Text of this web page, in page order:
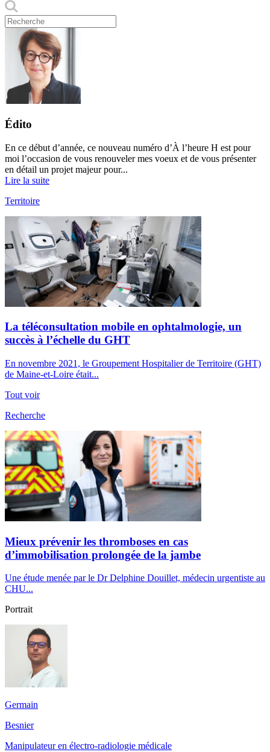
Édito
En ce début d’année, ce nouveau numéro d’À l’heure H est pour
moi l’occasion de vous renouveler mes voeux et de vous présenter
en détail un projet majeur pour...
Lire la suite
Territoire
La téléconsultation mobile en ophtalmologie, un
succès à l’échelle du GHT
En novembre 2021, le Groupement Hospitalier de Territoire (GHT)
de Maine-et-Loire était...
Tout voir
Recherche
Mieux prévenir les thromboses en cas
d’immobilisation prolongée de la jambe
Une étude menée par le Dr Delphine Douillet, médecin urgentiste au
CHU...
Portrait
Germain
Besnier
Manipulateur en électro-radiologie médicale